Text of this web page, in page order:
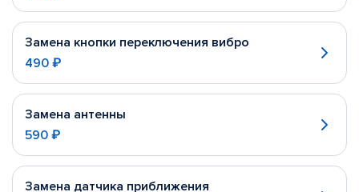
Замена кнопки переключения вибро
490 ₽
Замена антенны
590 ₽
Замена датчика приближения